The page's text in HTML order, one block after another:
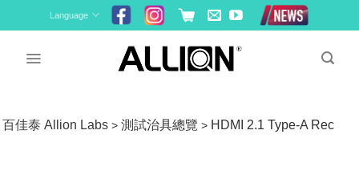
to
Language
百佳泰 Allion Labs> 測試治具總覽 > HDMI 2.1 Type-A Rec